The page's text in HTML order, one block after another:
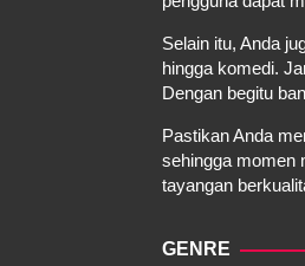
Selain itu, Anda
hingga komedi.
Dengan begitu
Pastikan Anda
sehingga momen
tayangan
GENRE